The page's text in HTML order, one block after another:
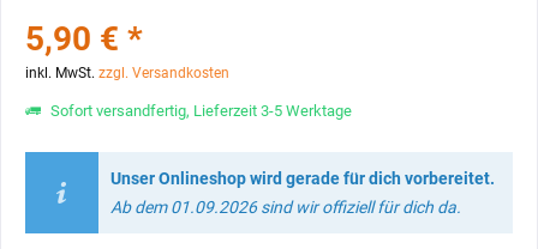
5,90 € *
inkl. MwSt. zzgl. Versandkosten
Sofort versandfertig, Lieferzeit 3-5 Werktage
Unser Onlineshop wird gerade für dich vorbereitet.
Ab dem 01.09.2026 sind wir offiziell für dich da.